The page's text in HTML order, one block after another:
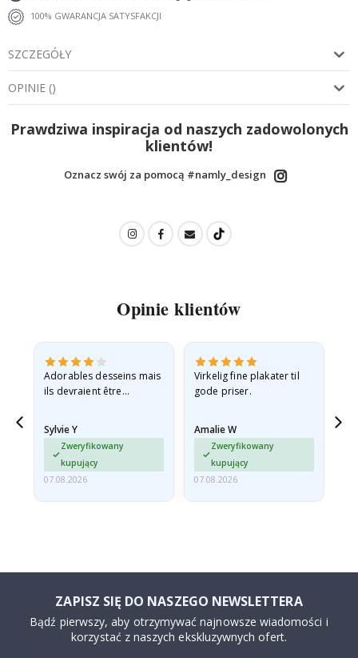
100% GWARANCJA SATYSFAKCJI
SZCZEGÓŁY
OPINIE ()
Prawdziwa inspiracja od naszych zadowolonych
klientów!
Oznacz swój za pomocą #namly_design
Opinie klientów
Adorables desseins mais
ils devraient être
enveloppe rigide car ils
sont arrivés roulés et un…
Sylvie Y
Zweryfikowany
kupujący
07.08.2026
Virkelig fine plakater til
gode priser.
Amalie W
Zweryfikowany
kupujący
07.08.2026
ZAPISZ SIĘ DO NASZEGO NEWSLETTERA
Bądź pierwszy, aby otrzymywać najnowsze wiadomości i
korzystać z naszych ekskluzywnych ofert.